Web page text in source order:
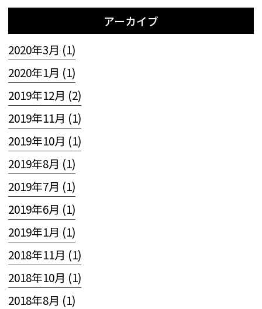
アーカイブ
2020年3月 (1)
2020年1月 (1)
2019年12月 (2)
2019年11月 (1)
2019年10月 (1)
2019年8月 (1)
2019年7月 (1)
2019年6月 (1)
2019年1月 (1)
2018年11月 (1)
2018年10月 (1)
2018年8月 (1)